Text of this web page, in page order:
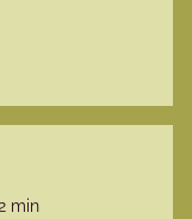
min